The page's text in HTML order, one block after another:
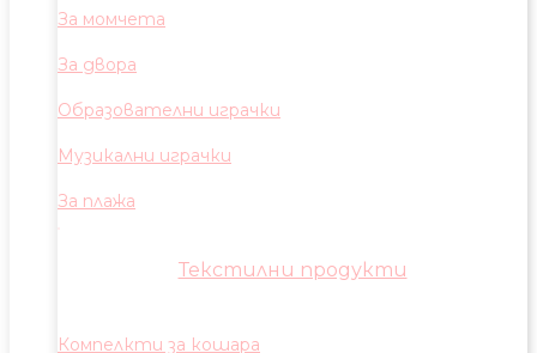
За момчета
За двора
Образователни играчки
Музикални играчки
За плажа
Текстилни продукти
Компелкти за кошара